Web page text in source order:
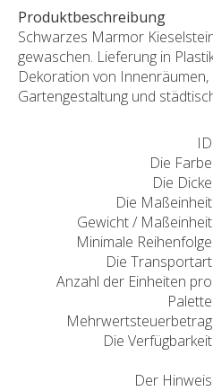
Produktbeschreibung
Schwarzes Marmor
gewaschen. Lieferung in
Dekoration von Innenräumen,
Gartengestaltung und
ID
Die Farbe
Die Dicke
Die Maßeinheit
Gewicht / Maßeinheit
Minimale Reihenfolge
Die Transportart
Anzahl der Einheiten pro
Palette
Mehrwertsteuerbetrag
Die Verfügbarkeit
Der Hinweis